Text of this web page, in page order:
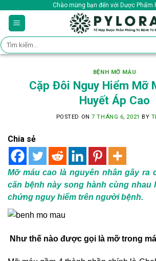
content
Chào mừng bạn đến với Dược Phẩm
Tìm
kiếm:
BỆNH MỠ MÁU
Cặp Đôi Nguy Hiểm Mỡ
Huyết Áp Cao
POSTED ON7 THÁNG 6, 2021 BY
Chia sẻ
Mỡ máu cao là nguyên nhân gây ra
căn bệnh này song hành cùng nhau
chứng nguy hiểm trên người bệnh.
Như thế nào được gọi là mỡ trong